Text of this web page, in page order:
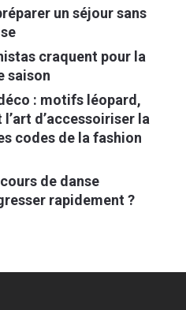
un séjour sans
craquent pour la
saison
: motifs léopard,
d’accessoiriser la
codes de la fashion
de danse
rapidement ?